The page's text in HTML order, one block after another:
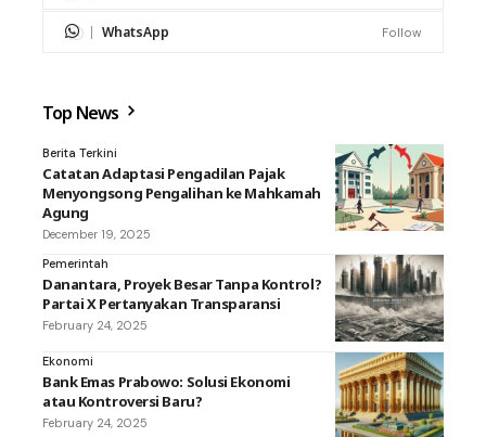
WhatsApp Follow
Top News
Berita Terkini
Catatan Adaptasi Pengadilan Pajak
Menyongsong Pengalihan ke Mahkamah
Agung
December 19, 2025
Pemerintah
Danantara, Proyek Besar Tanpa Kontrol?
Partai X Pertanyakan Transparansi
February 24, 2025
Ekonomi
Bank Emas Prabowo: Solusi Ekonomi
atau Kontroversi Baru?
February 24, 2025